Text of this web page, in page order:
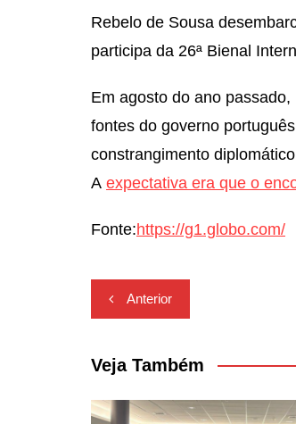
Rebelo de Sousa
participa da 26ª Bienal
Em agosto do ano
fontes do governo
constrangimento
A expectativa era que o
Fonte:https://g1.globo.com/
Navegação
de
Post
Anterior
Veja Também